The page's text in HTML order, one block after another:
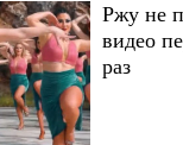
Ржу не
видео
раз